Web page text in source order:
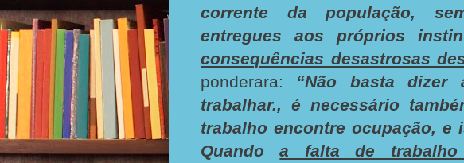
corrente da população,
entregues aos próprios
consequências desastrosas
ponderara: “Não basta dizer
trabalhar., é necessário
trabalho encontre ocupação, e
Quandoa falta de